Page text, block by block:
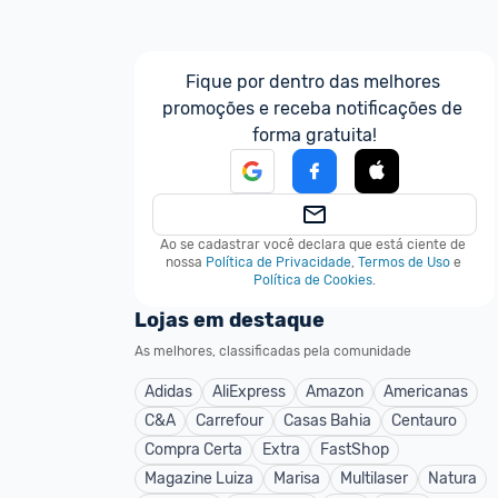
Fique por dentro das melhores
promoções e receba notificações de
forma gratuita!
Ao se cadastrar você declara que está ciente de
nossa Política de Privacidade, Termos de Uso e
Política de Cookies.
Lojas em destaque
As melhores, classificadas pela comunidade
Adidas AliExpress Amazon
Americanas
C&A
Carrefour Casas Bahia
Centauro
Compra Certa
Extra
FastShop
Magazine Luiza
Marisa Multilaser
Natura